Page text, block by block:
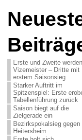
Erste und Zweite werden
Vizemeister – Dritte mit
erstem Saisonsieg
Starker Auftritt im
Spitzenspiel: Erste
Tabellenführung zurück
Saison biegt auf die
Zielgerade ein
Bezirkspokalsieg gegen
Heitersheim